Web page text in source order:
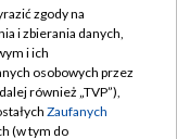
zgody na
i zbierania danych,
i ich
osobowych przez
również „TVP”),
Zaufanych
(w tym do